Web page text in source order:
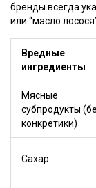
бренды всегда
или “масло
Вредные
ингредиенты
Мясные
субпродукты
конкретики)
Сахар